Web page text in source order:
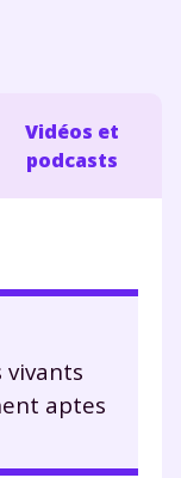
Vidéos et
podcasts
vivants
aptes